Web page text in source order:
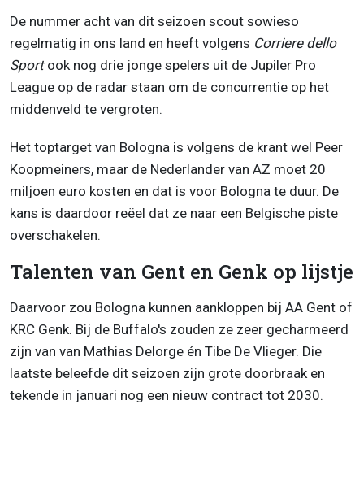
De nummer acht van dit seizoen scout sowieso
regelmatig in ons land en heeft volgens Corriere dello
Sportook nog drie jonge spelers uit de Jupiler Pro
League op de radar staan om de concurrentie op het
middenveld te vergroten.
Het toptarget van Bologna is volgens de krant wel Peer
Koopmeiners, maar de Nederlander van AZ moet 20
miljoen euro kosten en dat is voor Bologna te duur. De
kans is daardoor reëel dat ze naar een Belgische piste
overschakelen.
Talenten van Gent en Genk op lijstje
Daarvoor zou Bologna kunnen aankloppen bij AA Gent of
KRC Genk. Bij de Buffalo's zouden ze zeer gecharmeerd
zijn van van Mathias Delorge én Tibe De Vlieger. Die
laatste beleefde dit seizoen zijn grote doorbraak en
tekende in januari nog een nieuw contract tot 2030.